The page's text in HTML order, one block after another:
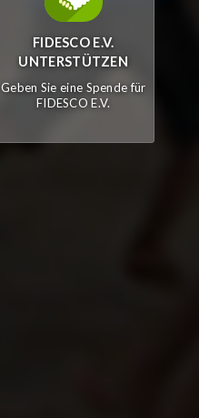
FIDESCO E.V.
UNTERSTÜTZEN
Geben Sie eine Spende für
FIDESCO E.V.